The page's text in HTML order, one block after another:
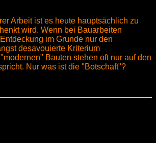
Arbeit ist es heute hauptsächlich zu
wird. Wenn bei Bauarbeiten
im Grunde nur den
desavouierte Kriterium
Bauten stehen oft nur auf den
Nur was ist die "Botschaft"?